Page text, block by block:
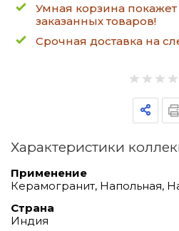
Умная корзина
заказанных товаров!
Срочная доставка на
Характеристики
Применение
Керамогранит, Напольная,
Страна
Индия